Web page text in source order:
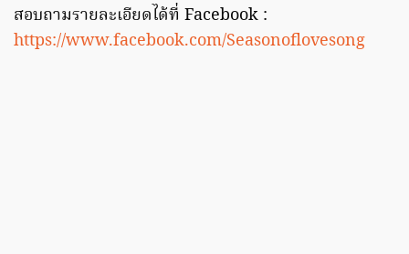
สอบถามรายละเอียดได้ที่ Facebook :
https://www.facebook.com/Seasonoflovesong